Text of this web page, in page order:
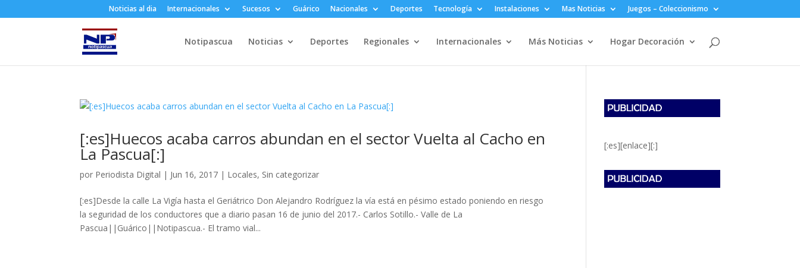
Noticias al dia Internacionales Sucesos Guárico Nacionales Deportes Tecnología Instalaciones Mas Noticias Juegos – Coleccionismo
Notipascua Noticias Deportes Regionales Internacionales Más Noticias Hogar Decoración
[:es]Huecos acaba carros abundan en el sector Vuelta al Cacho en
La Pascua[:]
por Periodista Digital | Jun 16, 2017 | Locales, Sin categorizar
[:es]Desde la calle La Vigía hasta el Geriátrico Don Alejandro Rodríguez la vía está en pésimo estado poniendo en riesgo
la seguridad de los conductores que a diario pasan 16 de junio del 2017.- Carlos Sotillo.- Valle de La
Pascua||Guárico||Notipascua.- El tramo vial...
[:es][enlace][:]